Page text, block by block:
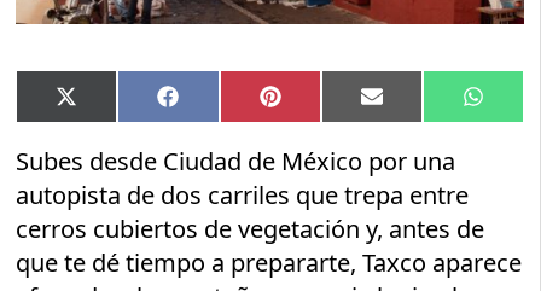
Compartir
en
X
(Twitter)
Compartir
en
Facebook Compartir
en
Pinterest Compartir
en
Email
en
Subes desde Ciudad de México por una
autopista de dos carriles que trepa entre
cerros cubiertos de vegetación y, antes de
que te dé tiempo a prepararte, Taxco aparece